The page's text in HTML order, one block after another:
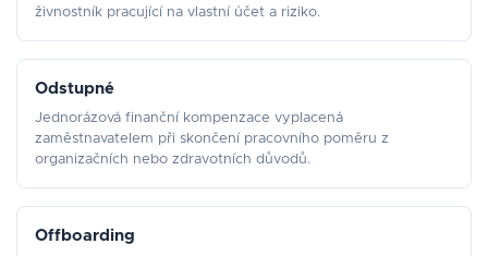
živnostník pracující na vlastní účet a riziko.
Odstupné
Jednorázová finanční kompenzace vyplacená
zaměstnavatelem při skončení pracovního poměru z
organizačních nebo zdravotních důvodů.
Offboarding